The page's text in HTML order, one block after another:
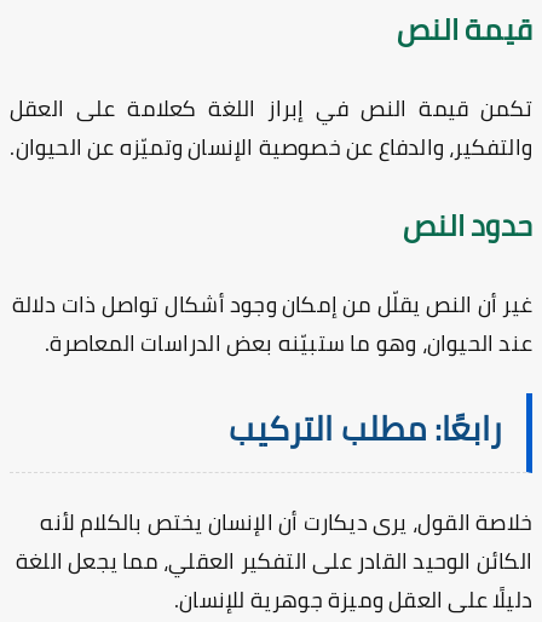
النص
قيمة النص في إبراز اللغة كعلامة على العقل
والدفاع عن خصوصية الإنسان وتميّزه عن الحيوان.
النص
أن النص يقلّل من إمكان وجود أشكال تواصل ذات دلالة
الحيوان، وهو ما ستبيّنه بعض الدراسات المعاصرة.
رابعًا: مطلب التركيب
القول، يرى ديكارت أن الإنسان يختص بالكلام لأنه
الوحيد القادر على التفكير العقلي، مما يجعل اللغة
على العقل وميزة جوهرية للإنسان.